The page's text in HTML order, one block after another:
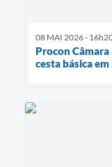
08 MAI 2026 -
Procon
cesta básica em